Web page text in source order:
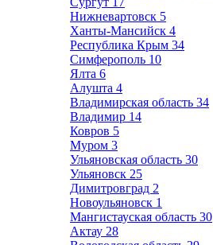
Нижневартовск 5
Ханты-Мансийск 4
Республика Крым 34
Симферополь 10
Ялта 6
Алушта 4
Владимирская область 34
Владимир 14
Ковров 5
Муром 3
Ульяновская область 30
Ульяновск 25
Димитровград 2
Новоульяновск 1
Мангистауская область 30
Актау 28